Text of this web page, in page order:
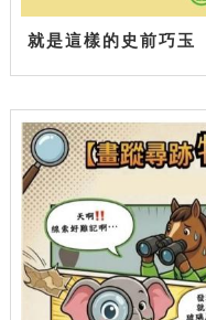
就是這樣的史前巧玉